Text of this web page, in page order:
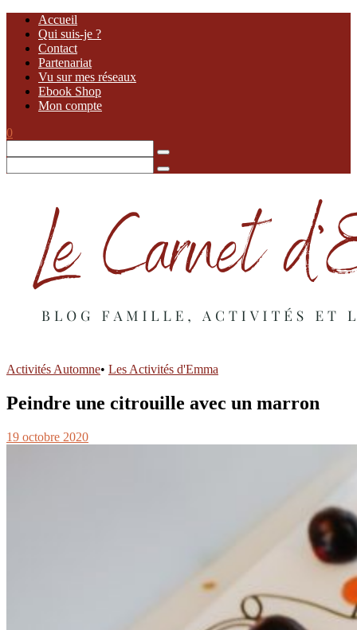
Accueil
Qui suis-je ?
Contact
Partenariat
Vu sur mes réseaux
Ebook Shop
Mon compte
0
Activités Automne• Les Activités d'Emma
Peindre une citrouille avec un marron
19 octobre 2020